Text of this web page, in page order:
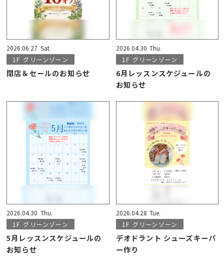
2026.06.27 Sat.
1F グリーンゾーン
閉店＆セールのお知らせ
2026.04.30 Thu.
1F グリーンゾーン
6月レッスンスケジュールの
お知らせ
2026.04.30 Thu.
1F グリーンゾーン
5月レッスンスケジュールの
お知らせ
2026.04.28 Tue.
1F グリーンゾーン
デオドラント シューズキーパ
ー作り